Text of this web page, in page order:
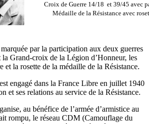
Croix de Guerre 14/18 et 39/45 avec
Médaille de la Résistance avec
par la participation aux deux guerres
Grand-croix de la Légion d’Honneur, les
et la rosette de la médaille de la Résistance.
engagé dans la France Libre en juillet 1940
et ses relations au service de la Résistance.
au bénéfice de l’armée d’armistice au
rompu, le réseau CDM (Camouflage du